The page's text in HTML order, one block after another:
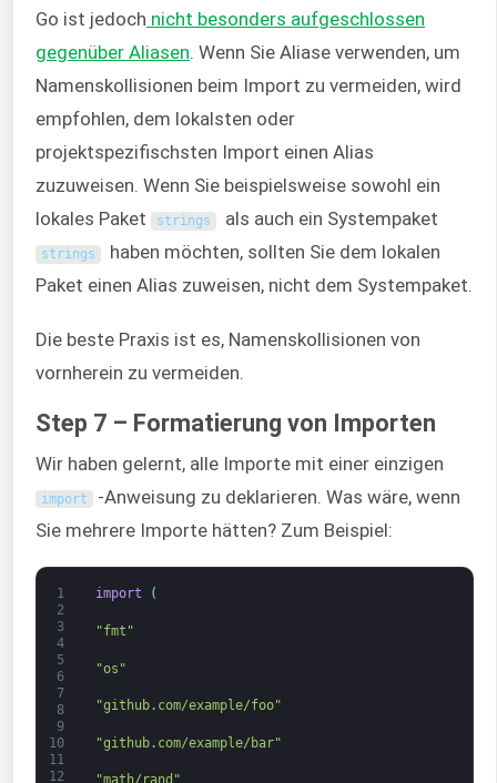
Go ist jedoch nicht besonders aufgeschlossen
gegenüber Aliasen. Wenn Sie Aliase verwenden, um
Namenskollisionen beim Import zu vermeiden, wird
empfohlen, dem lokalsten oder
projektspezifischsten Import einen Alias
zuzuweisen. Wenn Sie beispielsweise sowohl ein
lokales Paket
strings als auch ein Systempaket
strings haben möchten, sollten Sie dem lokalen
Paket einen Alias zuweisen, nicht dem Systempaket.
Die beste Praxis ist es, Namenskollisionen von
vornherein zu vermeiden.
Step 7 – Formatierung von Importen
Wir haben gelernt, alle Importe mit einer einzigen
import -Anweisung zu deklarieren. Was wäre, wenn
Sie mehrere Importe hätten? Zum Beispiel:
1
2
3
4
5
6
7
8
9
10
11
12
import (
"fmt"
"os"
"github.com/example/foo"
"github.com/example/bar"